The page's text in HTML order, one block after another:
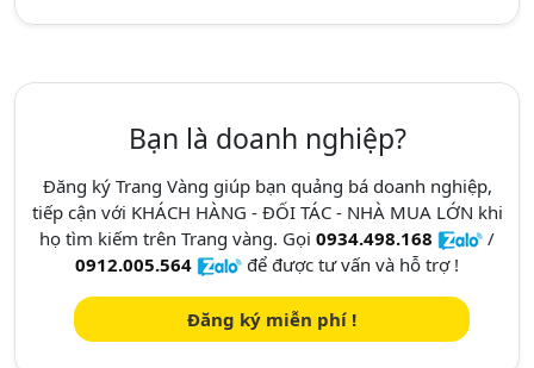
Bạn là doanh nghiệp?
Đăng ký Trang Vàng giúp bạn quảng bá doanh nghiệp,
tiếp cận với KHÁCH HÀNG - ĐỐI TÁC - NHÀ MUA LỚN khi
họ tìm kiếm trên Trang vàng. Gọi 0934.498.168
/
0912.005.564
để được tư vấn và hỗ trợ !
Đăng ký miễn phí !